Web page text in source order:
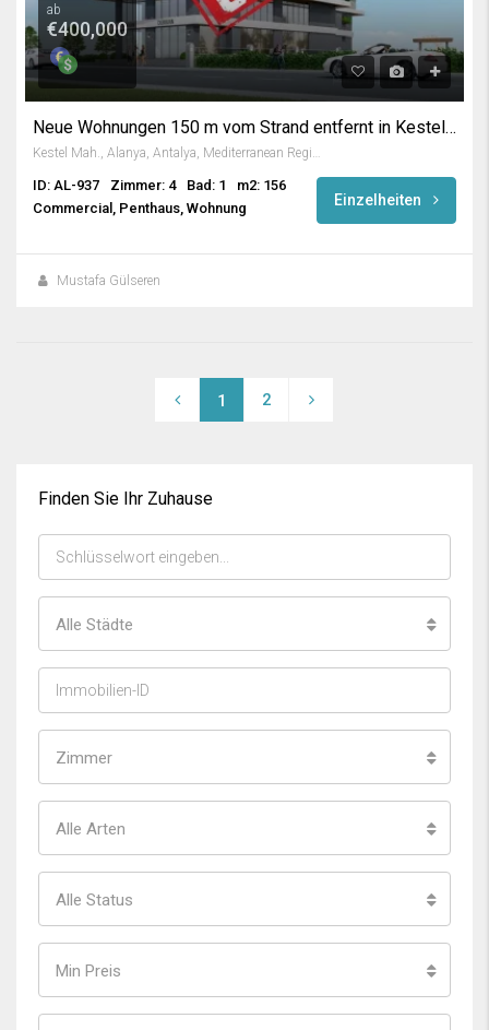
ab
€400,000
Neue Wohnungen 150 m vom Strand entfernt in Kestel Alanya
ID: AL-937 Zimmer: 4 Bad: 1
m2: 156
Commercial, Penthaus, Wohnung
Einzelheiten
Mustafa Gülseren
1 2
Finden Sie Ihr Zuhause
Alle Städte
Zimmer
Alle Arten
Alle Status
Min Preis